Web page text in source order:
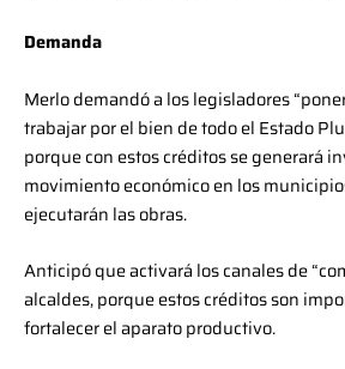
Demanda
Merlo demandó a los legisladores
trabajar por el bien de todo el Estado
porque con estos créditos se generará
movimiento económico en los
ejecutarán las obras.
Anticipó que activará los canales de
alcaldes, porque estos créditos son
fortalecer el aparato productivo.